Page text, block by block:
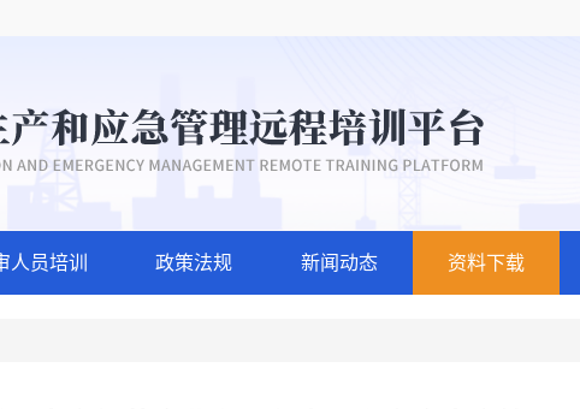
人员培训 政策法规 新闻动态 资料下载